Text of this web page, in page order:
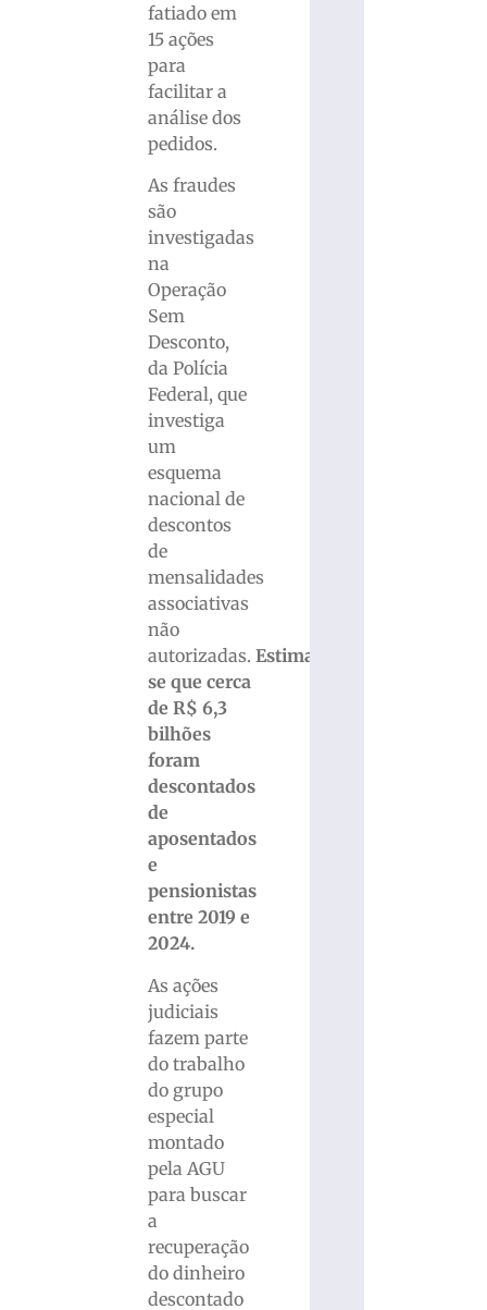
fatiado em
15 ações
para
facilitar a
análise dos
pedidos.
As fraudes
são
investigadas
na
Operação
Sem
Desconto,
da Polícia
Federal, que
investiga
um
esquema
nacional de
descontos
de
mensalidades
associativas
não
autorizadas. Estima-
se que cerca
de R$ 6,3
bilhões
foram
descontados
de
aposentados
e
pensionistas
entre 2019 e
2024.
As ações
judiciais
fazem parte
do trabalho
do grupo
especial
montado
pela AGU
para buscar
a
recuperação
do dinheiro
descontado